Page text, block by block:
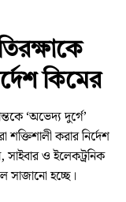
কিমের
‘অভেদ্য দুর্গে’
করার নির্দেশ
সাইবার ও ইলেকট্রনিক
সাজানো হচ্ছে।